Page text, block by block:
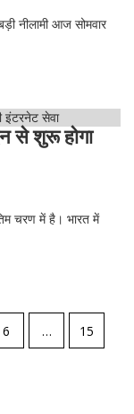
नीलामी आज सोमवार
से शुरू होगा
चरण में है। भारत में
6 … 15